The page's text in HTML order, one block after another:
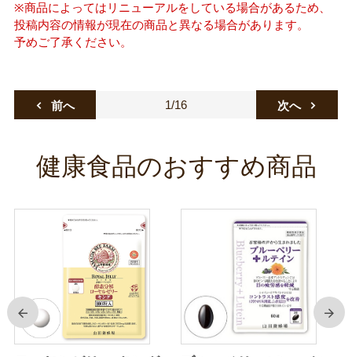
※商品によってはリニューアルをしている場合があるため、
投稿内容の情報が現在の商品と異なる場合があります。
予めご了承ください。
1/16
前へ 次へ
健康食品のおすすめ商品
前 次